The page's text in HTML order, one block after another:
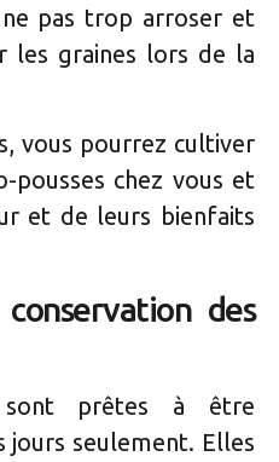
pas trop arroser et
les graines lors de la
vous pourrez cultiver
pousses chez vous et
et de leurs bienfaits
des
sont prêtes à être
jours seulement. Elles